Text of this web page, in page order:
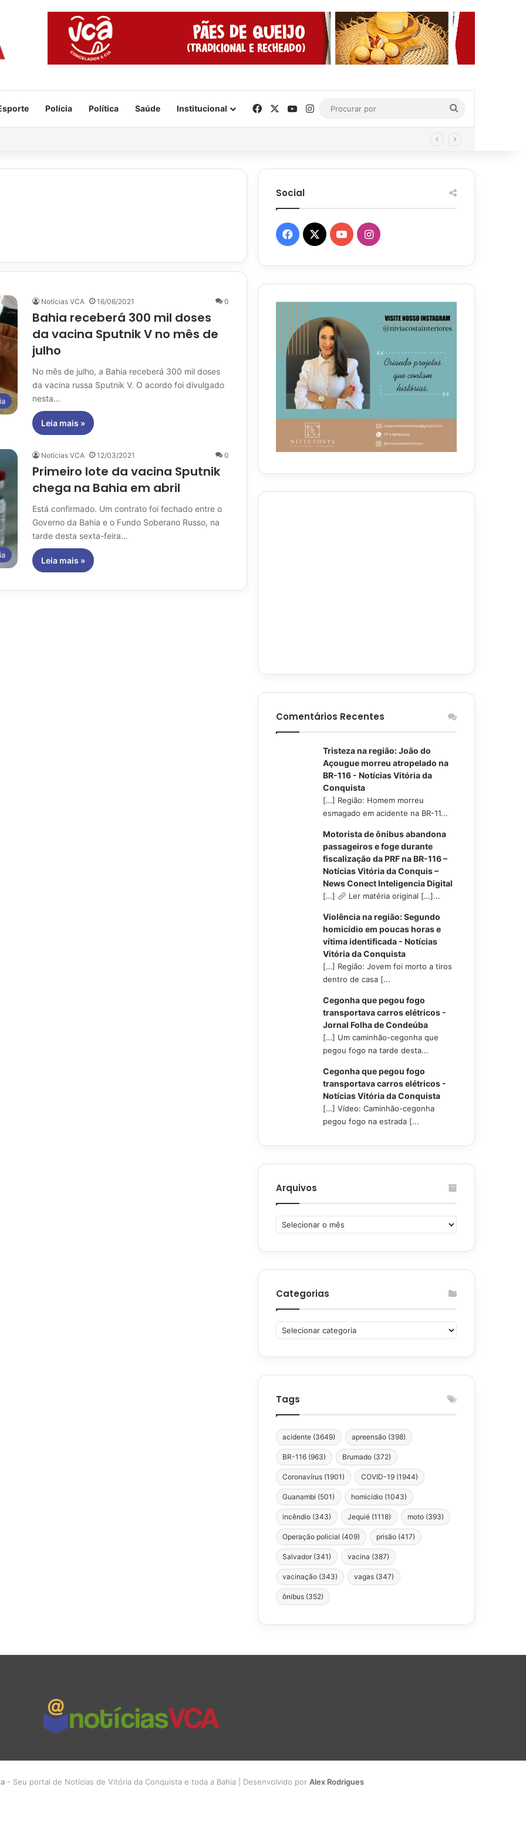
Polícia Política Saúde Institucional FacebookYouTube
Instagram
por
Notícias VCA 16/06/2021 0
Bahia receberá 300 mil doses
da vacina Sputnik V no mês de
julho
No mês de julho, a Bahia receberá 300 mil doses
da vacina russa Sputnik V. O acordo foi divulgado
nesta…
Leia mais »
Notícias VCA 12/03/2021 0
Primeiro lote da vacina Sputnik
chega na Bahia em abril
Está confirmado. Um contrato foi fechado entre o
Governo da Bahia e o Fundo Soberano Russo, na
tarde desta sexta-feira…
Leia mais »
Social
Facebook
X YouTubeInstagram
Comentários Recentes
Tristeza na região: João do
Açougue morreu atropelado na
BR-116 - Notícias Vitória da
Conquista
[…] Região: Homem morreu
esmagado em acidente na BR-11...
Motorista de ônibus abandona
passageiros e foge durante
fiscalização da PRF na BR-116 –
Notícias Vitória da Conquis –
News Conect Inteligencia Digital
[…] Ler matéria original […]...
Violência na região: Segundo
homicídio em poucas horas e
vítima identificada - Notícias
Vitória da Conquista
[…] Região: Jovem foi morto a tiros
dentro de casa [...
Cegonha que pegou fogo
transportava carros elétricos -
Jornal Folha de Condeúba
[…] Um caminhão-cegonha que
pegou fogo na tarde desta...
Cegonha que pegou fogo
transportava carros elétricos -
Notícias Vitória da Conquista
[…] Vídeo: Caminhão-cegonha
pegou fogo na estrada [...
Arquivos
Arquivos
Categorias
Categorias
Tags
acidente (3649) apreensão (398)
BR-116 (963) Brumado (372)
Coronavírus (1901) COVID-19 (1944)
Guanambi (501) homicídio (1043)
incêndio (343) Jequié (1118) moto (393)
Operação policial (409) prisão (417)
Salvador (341) vacina (387)
vacinação (343) vagas (347)
ônibus (352)
- Seu portal de Notícias de Vitória da Conquista e toda a Bahia | Desenvolvido por Alex Rodrigues